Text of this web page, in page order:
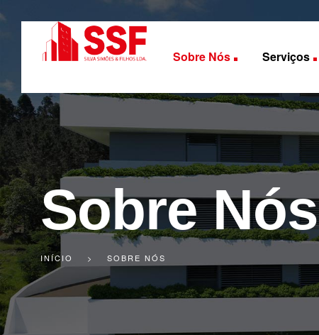
Sobre Nós Serviços
Sobre Nós
INÍCIO > SOBRE NÓS